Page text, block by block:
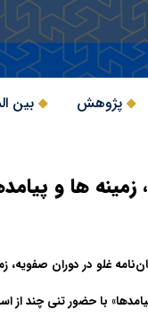
پژوهش بین
زمینه ها و
غلو در دوران صفویه،
با حضور تنی چند